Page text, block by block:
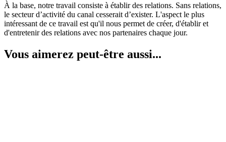
À la base, notre travail consiste à établir des relations. Sans relations,
le secteur d’activité du canal cesserait d’exister. L'aspect le plus
intéressant de ce travail est qu'il nous permet de créer, d'établir et
d'entretenir des relations avec nos partenaires chaque jour.
Vous aimerez peut-être aussi...